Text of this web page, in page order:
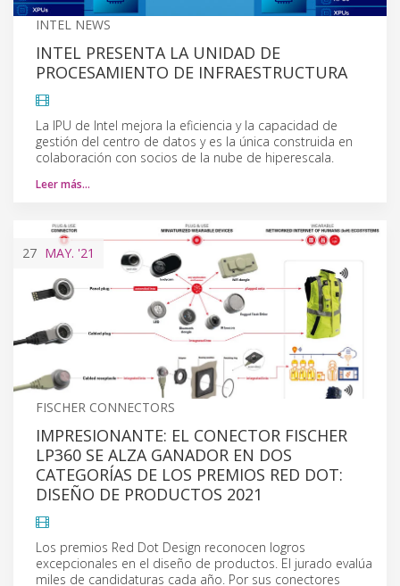
INTEL NEWS
INTEL PRESENTA LA UNIDAD DE
PROCESAMIENTO DE INFRAESTRUCTURA
La IPU de Intel mejora la eficiencia y la capacidad de
gestión del centro de datos y es la única construida en
colaboración con socios de la nube de hiperescala.
Leer más…
27 MAY. '21
FISCHER CONNECTORS
IMPRESIONANTE: EL CONECTOR FISCHER
LP360 SE ALZA GANADOR EN DOS
CATEGORÍAS DE LOS PREMIOS RED DOT:
DISEÑO DE PRODUCTOS 2021
Los premios Red Dot Design reconocen logros
excepcionales en el diseño de productos. El jurado evalúa
miles de candidaturas cada año. Por sus conectores